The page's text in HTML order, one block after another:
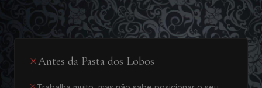
Antes da Pasta dos Lobos